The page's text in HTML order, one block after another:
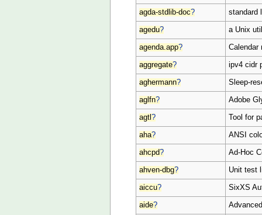
agda-stdlib-doc? standard
agedu? a Unix
agenda.app? Calendar
aggregate? ipv4 cidr
aghermann? Sleep-
aglfn? Adobe
agtl? Tool for
aha? ANSI
ahcpd? Ad-Hoc
ahven-dbg? Unit test
aiccu? SixXS
aide?